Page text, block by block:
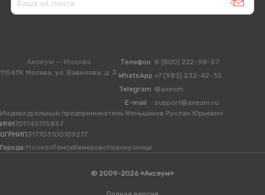
Аксеум — Москва
115419, Москва, ул. Вавилова, д. 3
Телефон 8 (800) 222-98-57
WhatsApp +7 (983) 232-42-32
Telegram @axeum
E-mail
support@axeum.ru
Индивидуальный предприниматель Меньшиков Руслан Юрьевич
ИНН701745175857
ОГРНИП317703100109277
Города: МоскваТомскКемеровоНовокузнецк
© 2009-2026 «Аксеум»